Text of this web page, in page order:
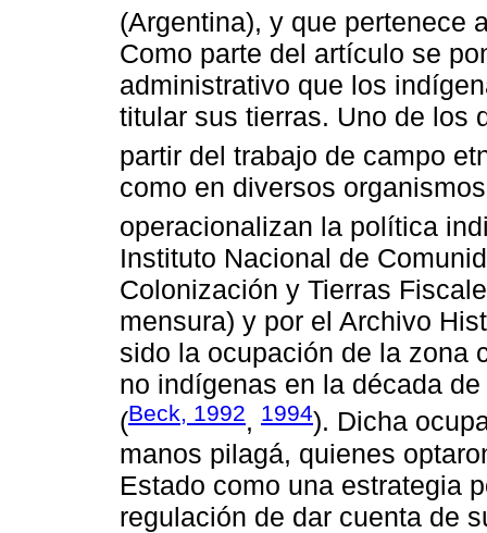
(Argentina), y que pertenece
Como parte del artículo se
administrativo que los
titular sus tierras. Uno de los
partir del trabajo de campo
como en diversos
operacionalizan la política
Instituto Nacional de
Colonización y Tierras
mensura) y por el Archivo
sido la ocupación de la zona
no indígenas en la década
(Beck, 1992, 1994). Dicha
manos pilagá, quienes
Estado como una estrategia
regulación de dar cuenta de